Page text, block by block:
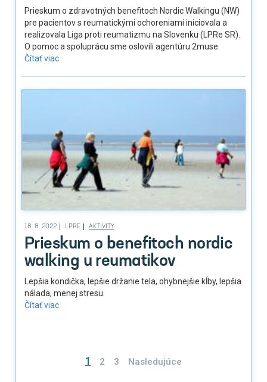
Prieskum o zdravotných benefitoch Nordic Walkingu (NW)
pre pacientov s reumatickými ochoreniami iniciovala a
realizovala Liga proti reumatizmu na Slovenku (LPRe SR).
O pomoc a spoluprácu sme oslovili agentúru 2muse.
Čítať viac
18. 8. 2022 LPRE AKTIVITY
Prieskum o benefitoch nordic
walking u reumatikov
Lepšia kondička, lepšie držanie tela, ohybnejšie kĺby, lepšia
nálada, menej stresu.
Čítať viac
Stránkovanie
1 2 3 Nasledujúce